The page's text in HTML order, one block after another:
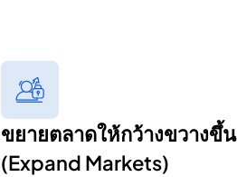
ขยายตลาดให้กว้างขวางขึ้น
(Expand Markets)